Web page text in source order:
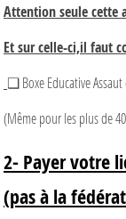
Attention seule cette
Et sur celle-ci,il faut
❑ Boxe Educative
(Même pour les plus de
2- Payer votre
(pas à la